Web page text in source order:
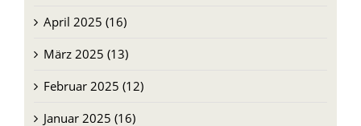
März 2025 (13)
Februar 2025 (12)
Januar 2025 (16)
Dezember 2024 (21)